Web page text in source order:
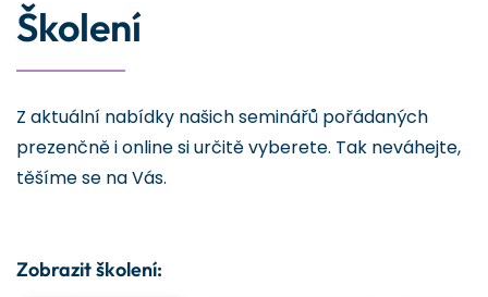
Školení
Z aktuální nabídky našich seminářů pořádaných
prezenčně i online si určitě vyberete. Tak neváhejte,
těšíme se na Vás.
Zobrazit školení: